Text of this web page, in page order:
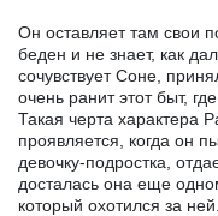
Он оставляет там свои
беден и не знает, как
сочувствует Соне,
очень ранит этот быт,
Такая черта характера
проявляется, когда он
девочку-подростка,
досталась она еще
который охотился за ней.